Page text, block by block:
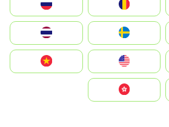
România
Slovensko
United States
Vietnam